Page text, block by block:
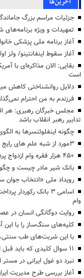
جزئیات مراسم بزرگ
تمهیدات و ویژه برنامه‌های
آغاز برنامه ملی پزشکی خانواده در ۲۰ شهر فاز دوم با
آغاز سقوط اینفانتینو/
بقایی: الان مذاکره‌ای با
است
دلایل روانشناختی کاهش
فرزندم به من احترام نمی‌گذارد؛ ۵ راهکار عملی برای معکوس کردن
مجلس خبرگان رهبری: هر
تدابیر رهبر انقلاب باشد
چگونه اینفلوئنسرها به
3مورد از شبه علم های رایج در صفحات سلامت +اینفوگرافی
۴۵۰ هزار فقره وام ازدواج پرداخت خواهد شد
بانک شیر مادر چیست و
رویداد ملی «انتخاب جوان سال ۱۴۰۴»
اسامی ۳ بانک
وام
روایت دوگانگی انسان در
کلیه‌های سنگ‌ساز را با این
با این شربت‌های طب سنتی،
۱۱ سوال کلیدی که باید قبل از ازدواج از همسر آینده‌تان بپرسید +اینفوگرافی
نبرد دو غول ایرانی در مستر المپیا ۲۰۲۶؛ بهروز تابانی
آغاز بررسی طرح مدیریت